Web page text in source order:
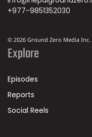
+977-9851352030
© 2026 Ground Zero Media
Explore
Episodes
Reports
Social Reels